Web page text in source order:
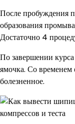
После пробуждения
образования
Достаточно 4
По завершении курса
ямочка. Со временем
болезненное.